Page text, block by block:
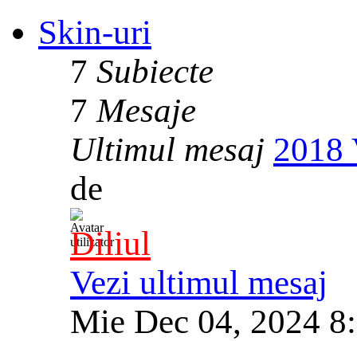
Skin-uri
7 Subiecte
7 Mesaje
Ultimul mesaj 2018
de
Diliul
Vezi ultimul mesaj
Mie Dec 04, 2024